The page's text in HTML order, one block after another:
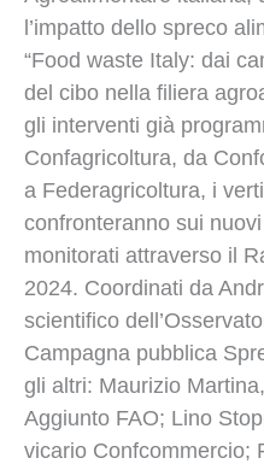
l’impatto dello spreco
“Food waste Italy: dai
del cibo nella filiera
gli interventi già
Confagricoltura, da
a Federagricoltura, i
confronteranno sui
monitorati attraverso il
2024. Coordinati da
scientifico
Campagna pubblica
gli altri: Maurizio
Aggiunto FAO; Lino
vicario Confcommercio;